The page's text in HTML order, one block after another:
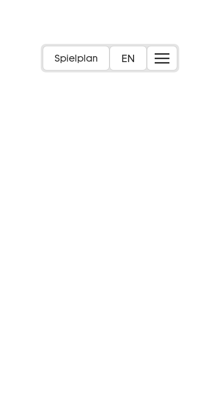
Spielplan EN